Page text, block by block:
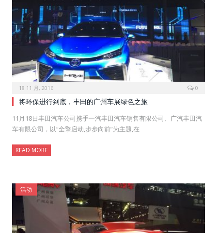
18 11 月, 2016 0
将环保进行到底，丰田的广州车展绿色之旅
11月18日丰田汽车公司携手一汽丰田汽车销售有限公司、广汽丰田汽
车有限公司，以“全擎启动,步步向前”为主题,在
READ MORE
活动